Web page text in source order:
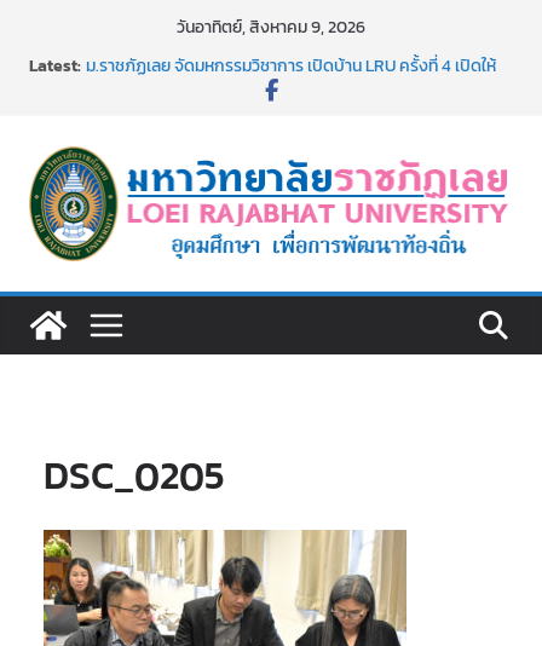
วันอาทิตย์, สิงหาคม 9, 2026
Latest:ม.ราชภัฏเลย จัดมหกรรมวิชาการ เปิดบ้าน LRU ครั้งที่ 4 เปิดให้
นักเรียนมัธยมปลายค้นหาสาขาวิชาในฝัน สู่อนาคตที่ใช่
ประกาศผู้ชนะการเสนอราคา จ้างทำปกปริญญาบัตร จำนวน
๑,๙๗๒ ชุด โดยวิธีเฉพาะเจาะจง
ม.ราชภัฏเลย จัดกิจกรรมจิตอาสาบำเพ็ญสาธารณประโยชน์ และ
บำเพ็ญสาธารณกุศล 69
รายชื่อผู้ผ่านการสอบแข่งขันเพื่อเป็นลูกจ้างชั่วคราว (รายวัน)
เงินรายได้
DSC_0205